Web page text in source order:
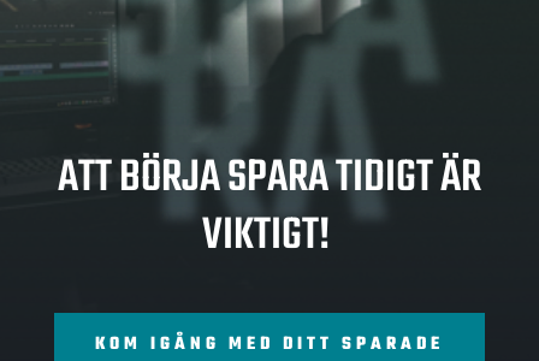
RA
ATT BÖRJA SPARA TIDIGT ÄR
VIKTIGT!
KOM IGÅNG MED DITT SPARADE